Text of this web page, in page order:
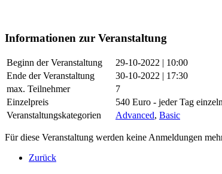
Informationen zur Veranstaltung
Beginn der Veranstaltung
29-10-2022 | 10:00
Ende der Veranstaltung
30-10-2022 | 17:30
max. Teilnehmer
7
Einzelpreis
540 Euro - jeder Tag
Veranstaltungskategorien
Advanced, Basic
Für diese Veranstaltung werden keine Anmeldungen
Zurück